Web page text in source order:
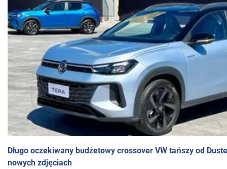
Długo oczekiwany budżetowy crossover VW tańszy od
nowych zdjęciach